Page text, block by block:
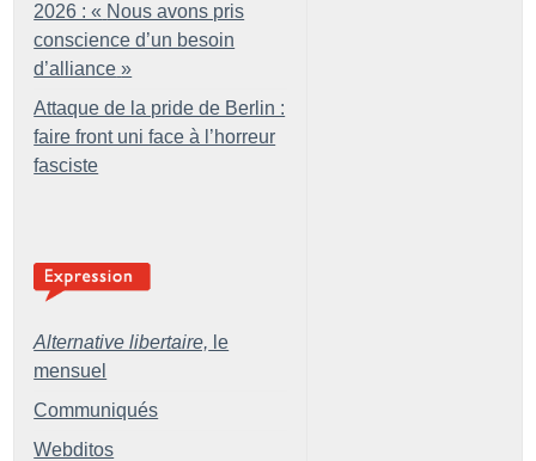
2026 : « Nous avons pris
conscience d’un besoin
d’alliance »
Attaque de la pride de Berlin :
faire front uni face à l’horreur
fasciste
Alternative libertaire, le
mensuel
Communiqués
Webditos